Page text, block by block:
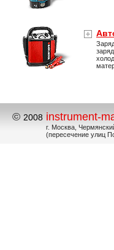
© 2008 instrument-
г. Москва,
(пересечение улиц